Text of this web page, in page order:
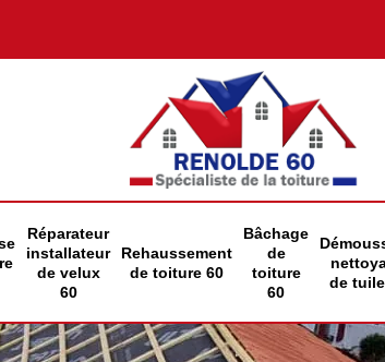
Réparateur
installateur
de velux
60
Rehaussement
de toiture 60
Bâchage
de
toiture
60
de